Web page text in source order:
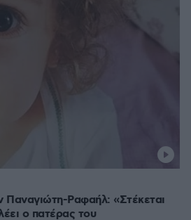
Παναγιώτη-Ραφαήλ: «Στέκεται
ο πατέρας του